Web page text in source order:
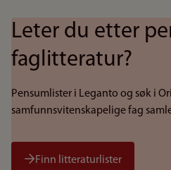
Leter du etter
faglitteratur?
Pensumlister i Leganto og søk i
samfunnsvitenskapelige fag
Finn litteraturlister